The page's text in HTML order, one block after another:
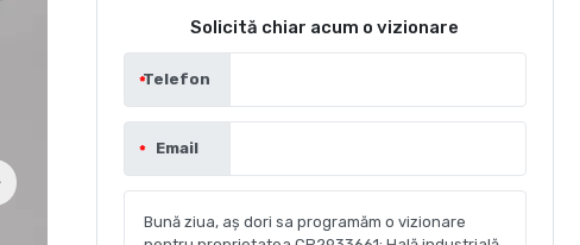
Solicită chiar acum o vizionare
Telefon
Email